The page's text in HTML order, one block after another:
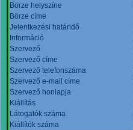
Börze helyszíne
Börze címe
Jelentkezési határidő
Információ
Szervező
Szervező címe
Szervező telefonszáma
Szervező e-mail címe
Szervező honlapja
Kiállítás
Látogatók száma
Kiállítók száma